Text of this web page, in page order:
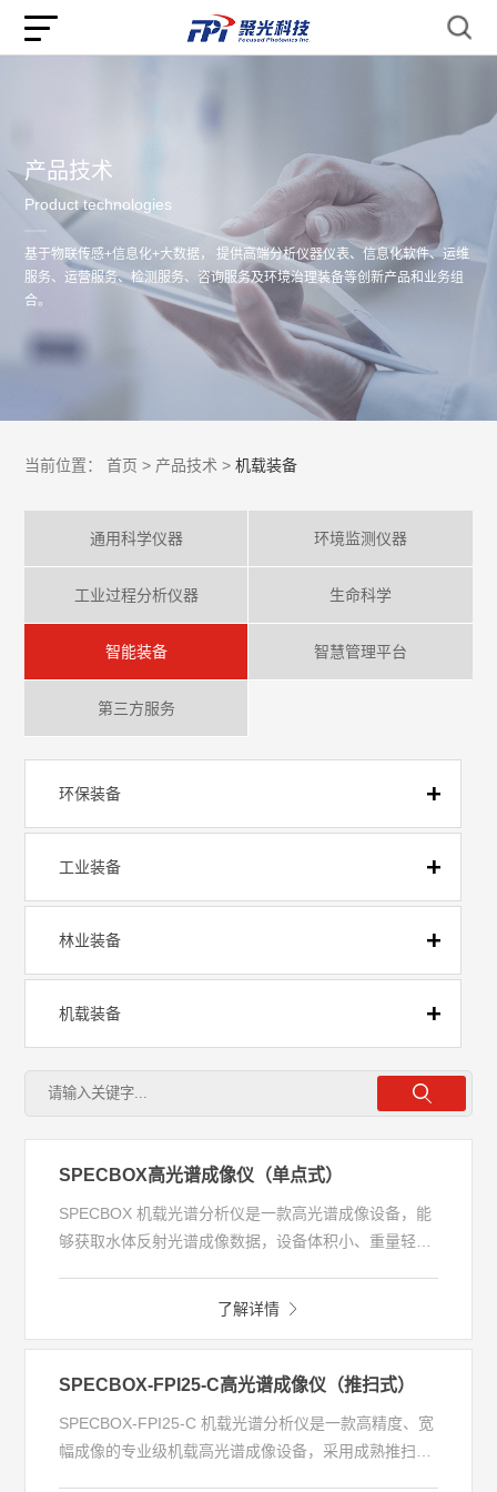
产品技术
Product technologies
基于物联传感+信息化+大数据， 提供高端分析仪器仪表、信息化软件、运维
服务、运营服务、检测服务、咨询服务及环境治理装备等创新产品和业务组
合。
当前位置： 首页 > 产品技术 > 机载装备
通用科学仪器 环境监测仪器
工业过程分析仪器 生命科学
智能装备 智慧管理平台
第三方服务
环保装备
工业装备
林业装备
机载装备
- 机载装备
SPECBOX高光谱成像仪（单点式）
SPECBOX 机载光谱分析仪是一款高光谱成像设备，能
够获取水体反射光谱成像数据，设备体积小、重量轻、
撑。
了解详情
SPECBOX-FPI25-C高光谱成像仪（推扫式）
SPECBOX-FPI25-C 机载光谱分析仪是一款高精度、宽
幅成像的专业级机载高光谱成像设备，采用成熟推扫式